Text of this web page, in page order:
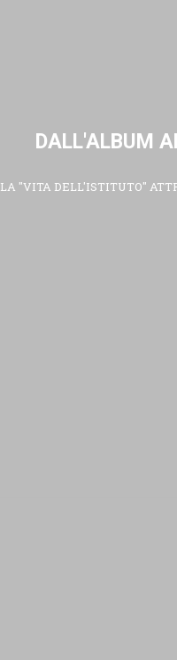
DALL'ALBUM
LA "VITA DELL'ISTITUTO"